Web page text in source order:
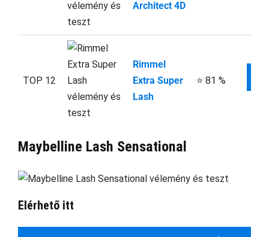
Architect 4D
TOP 12
Rimmel
Extra Super
Lash
⭐ 81 %
Maybelline Lash Sensational
Elérhető itt